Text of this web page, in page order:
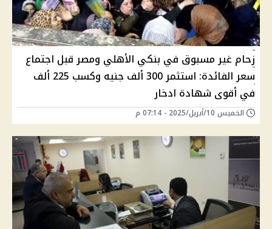
زحام غير مسبوق في بنكي الأهلي ومصر قبل اجتماع
سعر الفائدة: استثمر 300 ألف جنيه وكسب 225 ألف
في أقوى شهادة ادخار
الخميس 10/أبريل/2025 - 07:14 م